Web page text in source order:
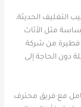
التغليف الحديثة،
مثل الأثاث
فطيرة من شركة
دون الحاجة إلى
مع فريق محترف